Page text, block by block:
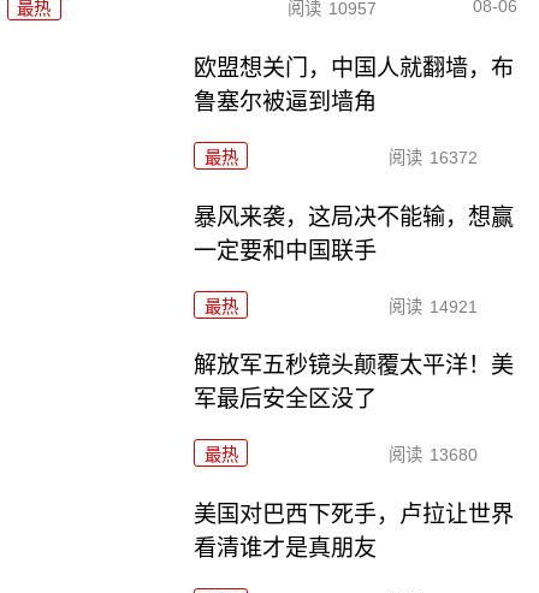
最热 阅读 10957 08-06
欧盟想关门，中国人就翻墙，布
鲁塞尔被逼到墙角
最热 阅读 16372
暴风来袭，这局决不能输，想赢
一定要和中国联手
最热 阅读 14921
解放军五秒镜头颠覆太平洋！美
军最后安全区没了
最热 阅读 13680
美国对巴西下死手，卢拉让世界
看清谁才是真朋友